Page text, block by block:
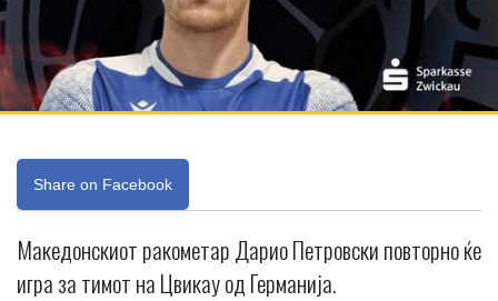
Share on Facebook
Македонскиот ракометар Дарио Петровски повторно ќе
игра за тимот на Цвикау од Германија.